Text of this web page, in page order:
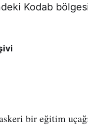
Kodab
bir eğitim